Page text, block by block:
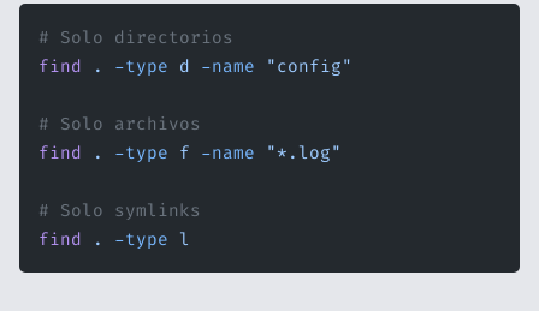
# Solo directorios
find . -type d -name "config"
# Solo archivos
find . -type f -name "*.log"
# Solo symlinks
find . -type l